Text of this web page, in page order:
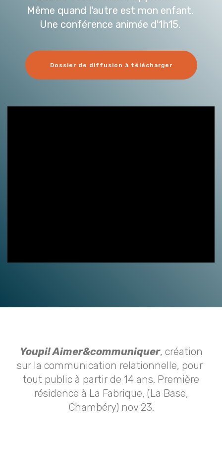
Même quand l'autre est mon enfant.
Une conférence animée d'1h15.
Dossier de diffusion à télécharger
Youpi! Aimer&communiquer, création
sur la communication relationnelle, pour
tout public à partir de 14 ans. Première
résidence à La Fabrique, (La Base,
Chambéry) nov 23.